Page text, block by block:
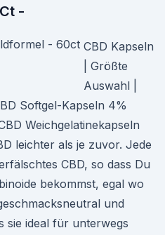
-
CBD Kapseln
| Größte
Auswahl |
Softgel-Kapseln 4%
Weichgelatinekapseln
leichter als je zuvor. Jede
CBD, so dass Du
bekommst, egal wo
und
sie ideal für unterwegs